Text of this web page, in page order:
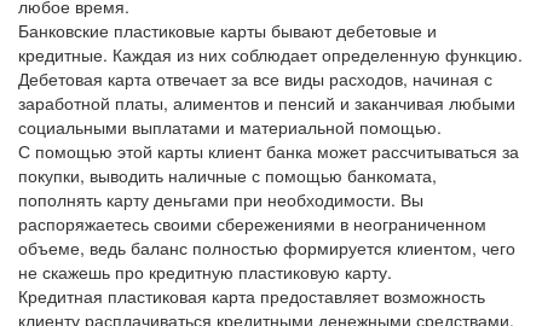
любое время.
Банковские пластиковые карты бывают дебетовые и
кредитные. Каждая из них соблюдает определенную функцию.
Дебетовая карта отвечает за все виды расходов, начиная с
заработной платы, алиментов и пенсий и заканчивая любыми
социальными выплатами и материальной помощью.
С помощью этой карты клиент банка может рассчитываться за
покупки, выводить наличные с помощью банкомата,
пополнять карту деньгами при необходимости. Вы
распоряжаетесь своими сбережениями в неограниченном
объеме, ведь баланс полностью формируется клиентом, чего
не скажешь про кредитную пластиковую карту.
Кредитная пластиковая карта предоставляет возможность
клиенту расплачиваться кредитными денежными средствами,